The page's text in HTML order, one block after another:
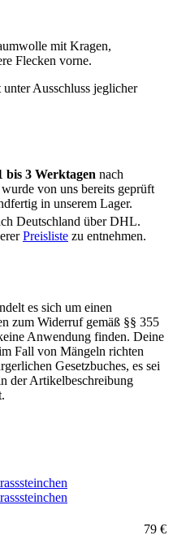
mit Kragen,
Flecken vorne.
Ausschluss jeglicher
bis 3 Werktagen nach
von uns bereits geprüft
in unserem Lager.
Deutschland über DHL.
Preisliste zu entnehmen.
es sich um einen
zum Widerruf gemäß §§ 355
Anwendung finden. Deine
Fall von Mängeln richten
Gesetzbuches, es sei
der Artikelbeschreibung
79 €